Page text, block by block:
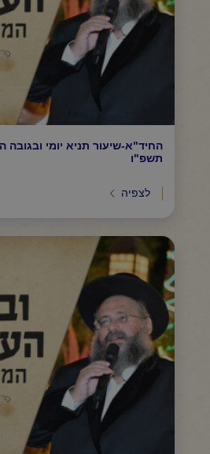
החיד"א-שיעור תניא יומי ובגובה
תשפ"ו
לצפיה